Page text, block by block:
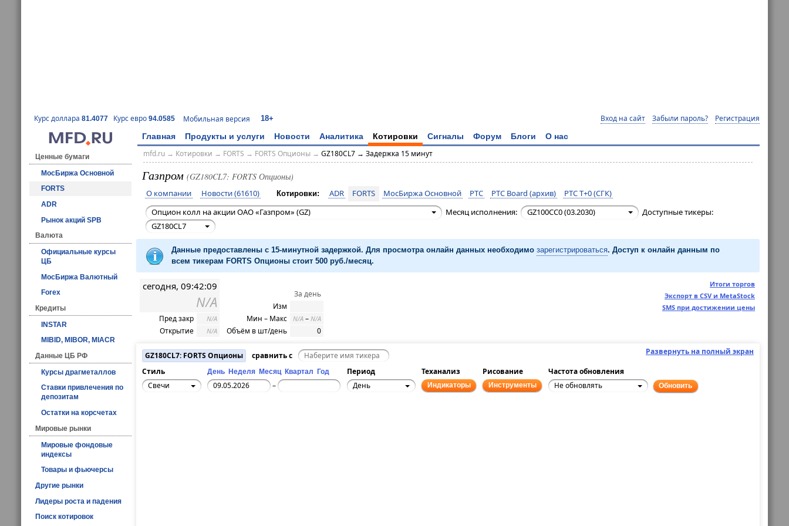
Курс доллара 81.4077 Курс евро 94.0585 Мобильная версия 18+ Вход на сайт Забыли пароль? Регистрация
Главная Продукты и услуги Новости Аналитика Котировки Сигналы Форум Блоги О нас
Ценные бумаги
МосБиржа Основной
FORTS
ADR
Рынок акций SPB
Валюта
Официальные курсы
ЦБ
МосБиржа Валютный
Forex
Кредиты
INSTAR
MIBID, MIBOR, MIACR
Данные ЦБ РФ
Курсы драгметаллов
Ставки привлечения по
депозитам
Остатки на корсчетах
Мировые рынки
Мировые фондовые
индексы
Товары и фьючерсы
Другие рынки
Лидеры роста и падения
Поиск котировок
mfd.ru→ Котировки → FORTS → FORTS Опционы→ GZ180CL7 → Задержка 15 минут
Газпром (GZ180CL7: FORTS Опционы)
О компании Новости (61610) Котировки: ADR FORTS МосБиржа Основной РТС РТС Board (архив)
РТС T+0 (СГК)
Опцион колл на акции ОАО «Газпром» (GZ)
Месяц исполнения: GZ100CC0 (03.2030)
Доступные тикеры:
GZ180CL7
Данные предоставлены с 15-минутной задержкой. Для просмотра онлайн данных необходимо зарегистрироваться. Доступ к онлайн данным по
всем тикерам FORTS Опционы стоит 500 руб./месяц.
Итоги торгов
Экспорт в CSV и MetaStock
SMS при достижении цены
сегодня, 09:42:09
N/A
Пред закр N/A
Открытие N/A
За день
Изм
Мин – Макс
N/A – N/A
Объём в шт/день 0
Развернуть на полный экран
GZ180CL7: FORTS Опционы
сравнить с
Стиль
День Неделя Месяц Квартал Год Период Теханализ Рисование
Частота обновления
Свечи
– День Индикаторы Инструменты Не обновлять Обновить